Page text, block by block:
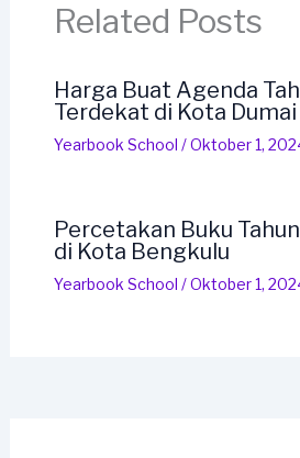
Related Posts
Harga Buat Agenda
Terdekat di Kota Dumai
Yearbook School /Oktober 1,
Percetakan Buku
di Kota Bengkulu
Yearbook School /Oktober 1,